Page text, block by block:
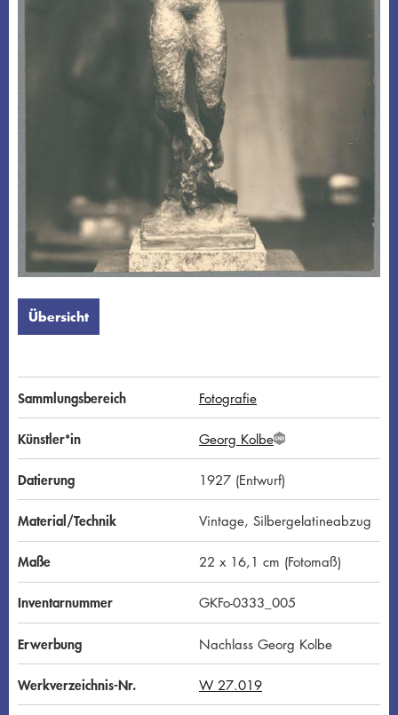
Übersicht
Sammlungsbereich Fotografie
Künstler*in Georg KolbeG
N
D
Datierung 1927 (Entwurf)
Material/Technik Vintage, Silbergelatineabzug
Maße 22 x 16,1 cm (Fotomaß)
Inventarnummer GKFo-0333_005
Erwerbung Nachlass Georg Kolbe
Werkverzeichnis-Nr. W 27.019